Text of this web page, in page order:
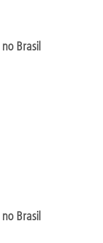
Brasil
Brasil